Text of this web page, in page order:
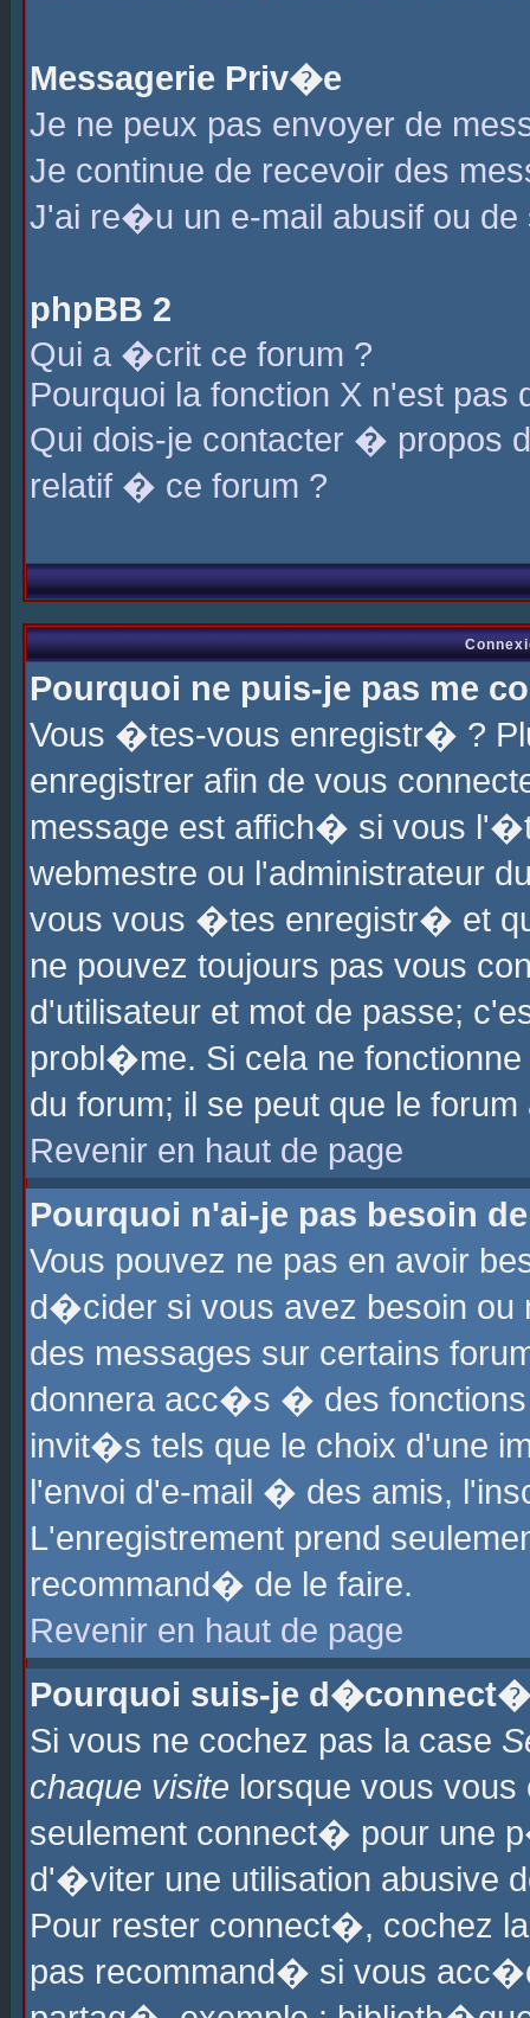
Messagerie Priv�e
Je ne peux pas envoyer de
Je continue de recevoir des
J'ai re�u un e-mail abusif ou de
phpBB 2
Qui a �crit ce forum ?
Pourquoi la fonction X n'est pas
Qui dois-je contacter � propos
relatif � ce forum ?
Pourquoi ne puis-je pas me
Vous �tes-vous enregistr� ?
enregistrer afin de vous
message est affich� si vous
webmestre ou l'administrateur
vous vous �tes enregistr� et
ne pouvez toujours pas vous
d'utilisateur et mot de passe;
probl�me. Si cela ne
du forum; il se peut que le
Revenir en haut de page
Pourquoi n'ai-je pas besoin
Vous pouvez ne pas en avoir
d�cider si vous avez besoin ou
des messages sur certains
donnera acc�s � des fonctions
invit�s tels que le choix d'une
l'envoi d'e-mail � des amis,
L'enregistrement prend
recommand� de le faire.
Revenir en haut de page
Pourquoi suis-je
Si vous ne cochez pas la case
chaque visite lorsque vous
seulement connect� pour une
d'�viter une utilisation abusive
Pour rester connect�, cochez
pas recommand� si vous